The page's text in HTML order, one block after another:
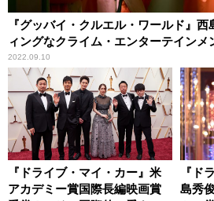
『グッバイ・クルエル・ワールド』
ィングなクライム・エンターテインメ
2022.09.10
『ドライブ・マイ・カー』米
アカデミー賞国際長編映画賞
『ド
島秀